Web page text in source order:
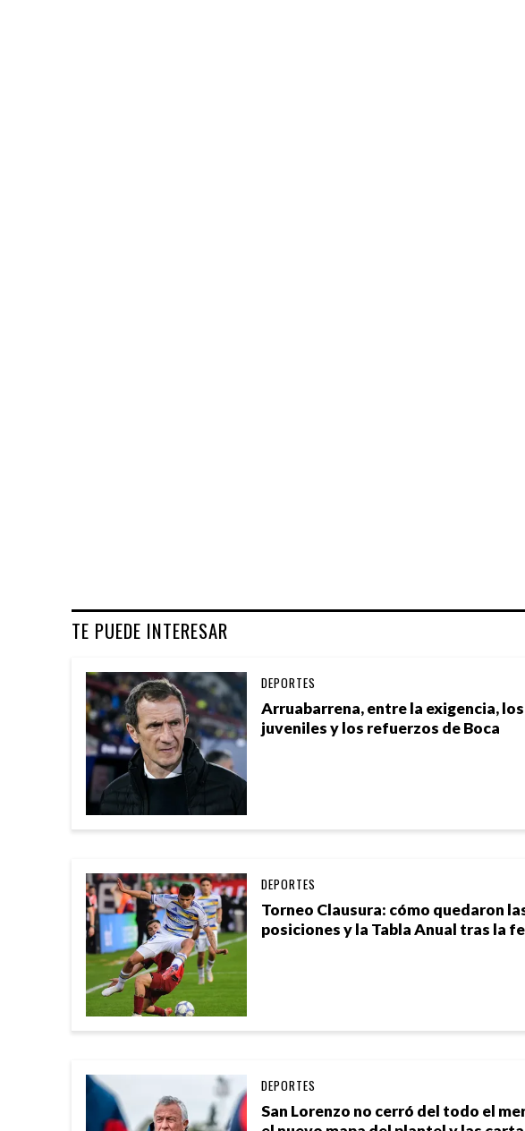
TE PUEDE INTERESAR
Arruabarrena, entre la exigencia, los
juveniles y los refuerzos de Boca
DEPORTES
Torneo Clausura: cómo quedaron
posiciones y la Tabla Anual tras la
DEPORTES
San Lorenzo no cerró del todo el
DEPORTES